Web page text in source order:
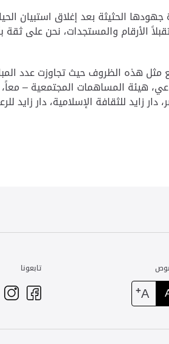
الحثيثة بعد إغلاق استبيان
الأرقام والمستجدات، نحن على
هيئة المساهمات المجتمعية –
زايد للثقافة الإسلامية، دار زايد
A
+
تابعونا